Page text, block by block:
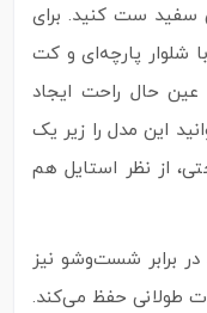
ست کنید. برای
شلوار پارچه‌ای و کت
حال راحت ایجاد
این مدل را زیر یک
از نظر استایل هم
در برابر شست‌وشو نیز
طولانی حفظ می‌کند.